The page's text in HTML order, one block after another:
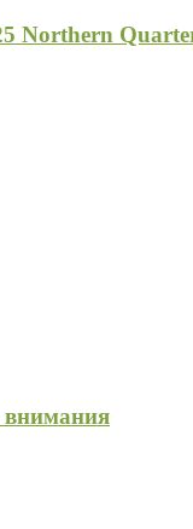
Northern
внимания